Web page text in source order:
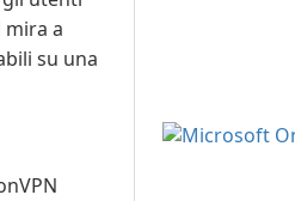
mira a
su una